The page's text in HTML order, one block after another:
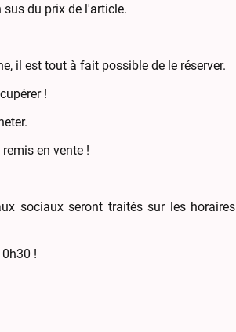
sus du prix de l'article.
il est tout à fait possible de le réserver.
!
en vente !
sociaux seront traités sur les horaires
!